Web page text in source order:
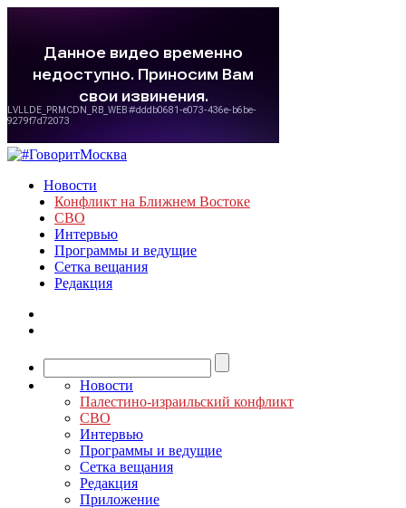
Новости
Конфликт на Ближнем Востоке
СВО
Интервью
Программы и ведущие
Сетка вещания
Редакция
Новости
Палестино-израильский конфликт
СВО
Интервью
Программы и ведущие
Сетка вещания
Редакция
Приложение